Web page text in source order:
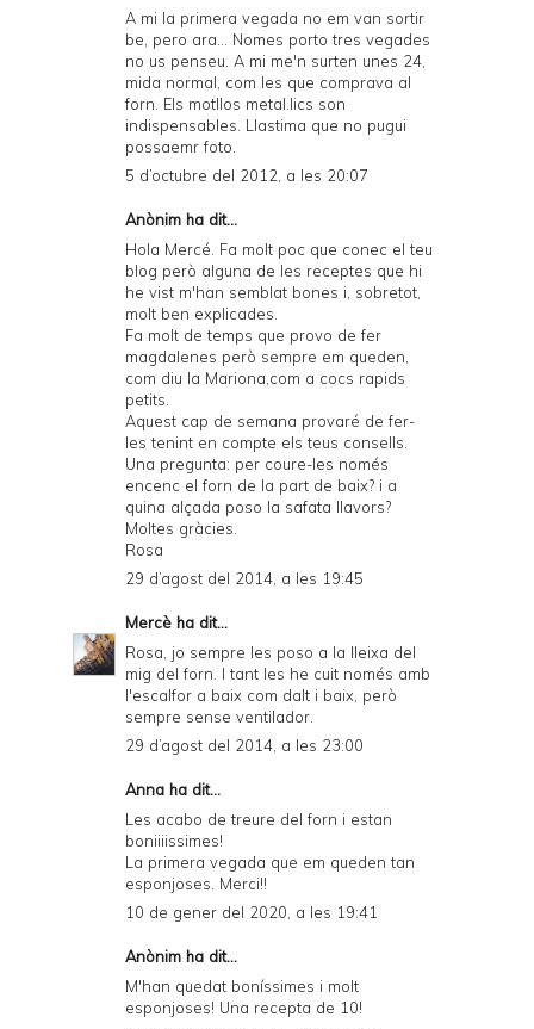
A mi la primera vegada no em van sortir
be, pero ara... Nomes porto tres vegades
no us penseu. A mi me'n surten unes 24,
mida normal, com les que comprava al
forn. Els motllos metal.lics son
indispensables. Llastima que no pugui
possaemr foto.
5 d’octubre del 2012, a les 20:07
Anònim ha dit...
Hola Mercé. Fa molt poc que conec el teu
blog però alguna de les receptes que hi
he vist m'han semblat bones i, sobretot,
molt ben explicades.
Fa molt de temps que provo de fer
magdalenes però sempre em queden,
com diu la Mariona,com a cocs rapids
petits.
Aquest cap de semana provaré de fer-
les tenint en compte els teus consells.
Una pregunta: per coure-les només
encenc el forn de la part de baix? i a
quina alçada poso la safata llavors?
Moltes gràcies.
Rosa
29 d’agost del 2014, a les 19:45
Mercè ha dit...
Rosa, jo sempre les poso a la lleixa del
mig del forn. I tant les he cuit només amb
l'escalfor a baix com dalt i baix, però
sempre sense ventilador.
29 d’agost del 2014, a les 23:00
Anna ha dit...
Les acabo de treure del forn i estan
boniiiissimes!
La primera vegada que em queden tan
esponjoses. Merci!!
10 de gener del 2020, a les 19:41
Anònim ha dit...
M'han quedat boníssimes i molt
esponjoses! Una recepta de 10!